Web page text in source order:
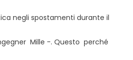
negli spostamenti durante il
Mille -. Questo perché